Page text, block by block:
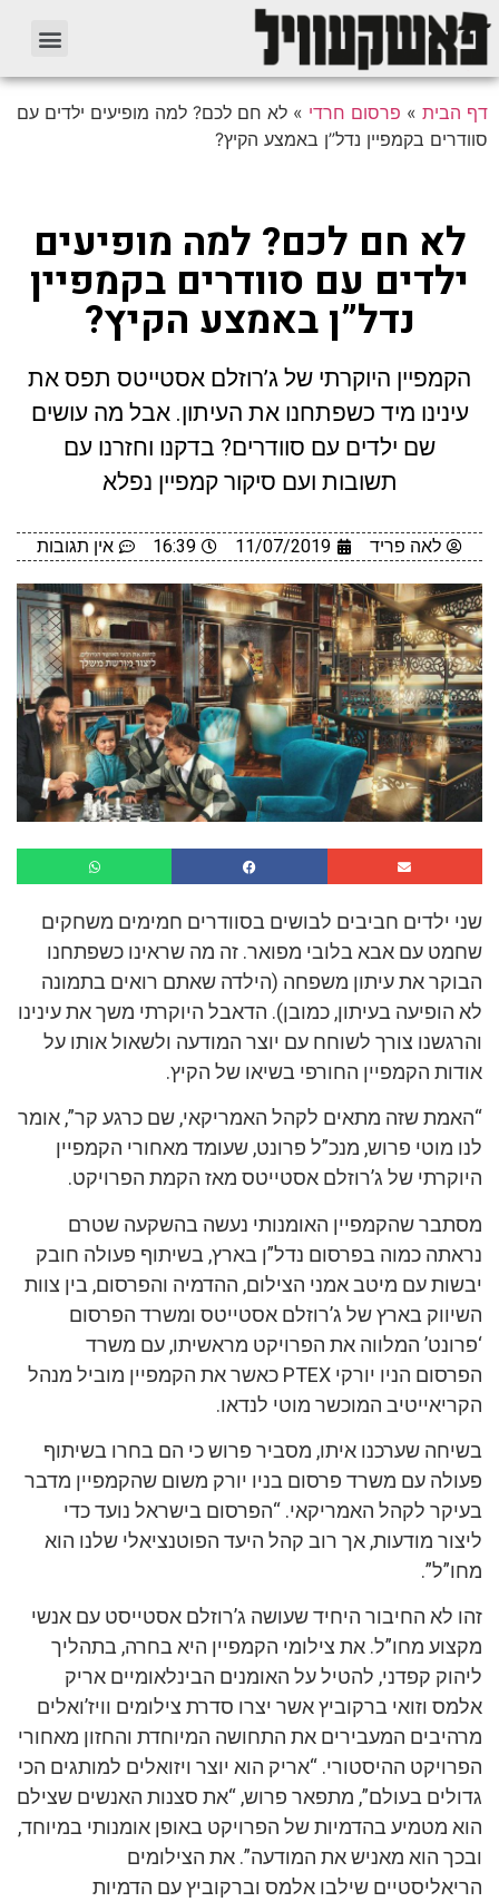
דף הבית » פרסום חרדי » לא חם לכם? למה מופיעים ילדים עם
סוודרים בקמפיין נדל”ן באמצע הקיץ?
לא חם לכם? למה מופיעים
ילדים עם סוודרים בקמפיין
נדל”ן באמצע הקיץ?
הקמפיין היוקרתי של ג’רוזלם אסטייטס תפס את
עינינו מיד כשפתחנו את העיתון. אבל מה עושים
שם ילדים עם סוודרים? בדקנו וחזרנו עם
תשובות ועם סיקור קמפיין נפלא
לאה פריד 11/07/2019
16:39 אין תגובות
שני ילדים חביבים לבושים בסוודרים חמימים משחקים
שחמט עם אבא בלובי מפואר. זה מה שראינו כשפתחנו
הבוקר את עיתון משפחה (הילדה שאתם רואים בתמונה
לא הופיעה בעיתון, כמובן). הדאבל היוקרתי משך את עינינו
והרגשנו צורך לשוחח עם יוצר המודעה ולשאול אותו על
אודות הקמפיין החורפי בשיאו של הקיץ.
“האמת שזה מתאים לקהל האמריקאי, שם כרגע קר”, אומר
לנו מוטי פרוש, מנכ”ל פרונט, שעומד מאחורי הקמפיין
היוקרתי של ג’רוזלם אסטייטס מאז הקמת הפרויקט.
מסתבר שהקמפיין האומנותי נעשה בהשקעה שטרם
נראתה כמוה בפרסום נדל”ן בארץ, בשיתוף פעולה חובק
יבשות עם מיטב אמני הצילום, ההדמיה והפרסום, בין צוות
השיווק בארץ של ג’רוזלם אסטייטס ומשרד הפרסום
‘פרונט’ המלווה את הפרויקט מראשיתו, עם משרד
הפרסום הניו יורקי PTEX כאשר את הקמפיין מוביל מנהל
הקריאייטיב המוכשר מוטי לנדאו.
בשיחה שערכנו איתו, מסביר פרוש כי הם בחרו בשיתוף
פעולה עם משרד פרסום בניו יורק משום שהקמפיין מדבר
בעיקר לקהל האמריקאי. “הפרסום בישראל נועד כדי
ליצור מודעות, אך רוב קהל היעד הפוטנציאלי שלנו הוא
מחו”ל”.
זהו לא החיבור היחיד שעושה ג’רוזלם אסטייסט עם אנשי
מקצוע מחו”ל. את צילומי הקמפיין היא בחרה, בתהליך
ליהוק קפדני, להטיל על האומנים הבינלאומיים אריק
אלמס וזואי ברקוביץ אשר יצרו סדרת צילומים וויז’ואלים
מרהיבים המעבירים את התחושה המיוחדת והחזון מאחורי
הפרויקט ההיסטורי. “אריק הוא יוצר ויזואלים למותגים הכי
גדולים בעולם”, מתפאר פרוש, “את סצנות האנשים שצילם
הוא מטמיע בהדמיות של הפרויקט באופן אומנותי במיוחד,
ובכך הוא מאניש את המודעה”. את הצילומים
הריאליסטיים שילבו אלמס וברקוביץ עם הדמיות